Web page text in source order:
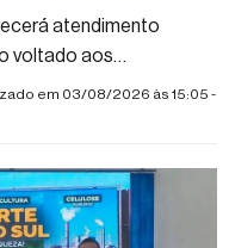
atendimento
voltado aos
em 03/08/2026 às 15:05 -